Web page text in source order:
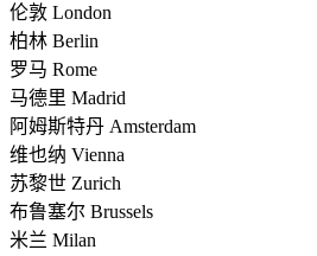
伦敦 London
柏林 Berlin
罗马 Rome
马德里 Madrid
阿姆斯特丹 Amsterdam
维也纳 Vienna
苏黎世 Zurich
布鲁塞尔 Brussels
米兰 Milan